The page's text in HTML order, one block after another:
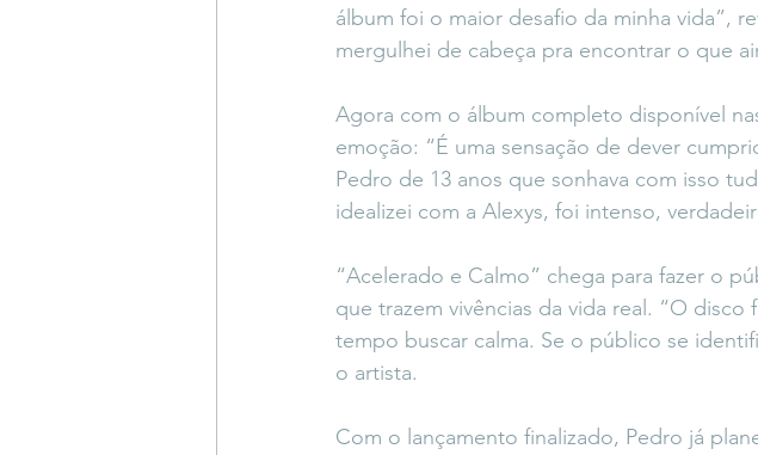
álbum foi o maior desafio da minha vida”,
mergulhei de cabeça pra encontrar o que
Agora com o álbum completo disponível
emoção: “É uma sensação de dever
Pedro de 13 anos que sonhava com isso
idealizei com a Alexys, foi intenso,
“Acelerado e Calmo” chega para fazer o
que trazem vivências da vida real. “O
tempo buscar calma. Se o público se
o artista.
Com o lançamento finalizado, Pedro já